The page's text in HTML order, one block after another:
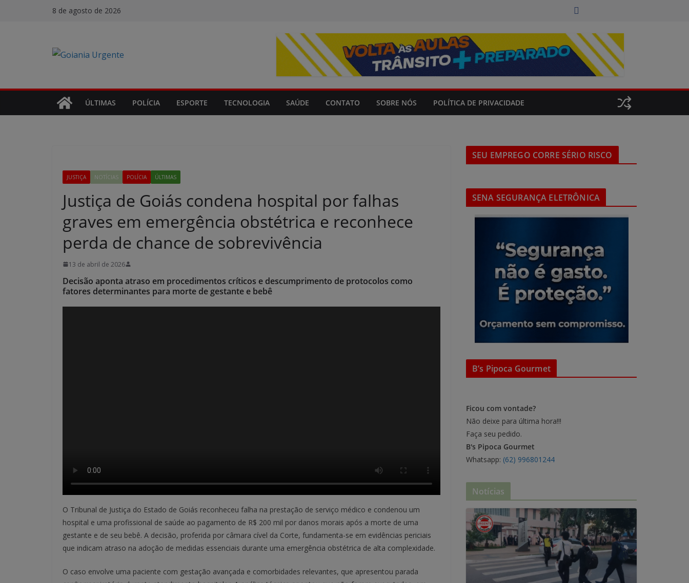
8 de agosto de 2026
ÚLTIMAS POLÍCIA ESPORTE TECNOLOGIA SAÚDE CONTATO SOBRE NÓS POLÍTICA DE PRIVACIDADE
JUSTIÇA NOTÍCIAS POLÍCIA ÚLTIMAS
Justiça de Goiás condena hospital por falhas
graves em emergência obstétrica e reconhece
perda de chance de sobrevivência
13 de abril de 2026
Decisão aponta atraso em procedimentos críticos e descumprimento de protocolos como
fatores determinantes para morte de gestante e bebê
O Tribunal de Justiça do Estado de Goiás reconheceu falha na prestação de serviço médico e condenou um
hospital e uma profissional de saúde ao pagamento de R$ 200 mil por danos morais após a morte de uma
gestante e de seu bebê. A decisão, proferida por câmara cível da Corte, fundamenta-se em evidências periciais
que indicam atraso na adoção de medidas essenciais durante uma emergência obstétrica de alta complexidade.
O caso envolve uma paciente com gestação avançada e comorbidades relevantes, que apresentou parada
SEU EMPREGO CORRE SÉRIO RISCO
SENA SEGURANÇA ELETRÔNICA
B’s Pipoca Gourmet
Ficou com vontade?
Não deixe para última hora!!!
Faça seu pedido.
B's Pipoca Gourmet
Whatsapp: (62) 996801244
Notícias